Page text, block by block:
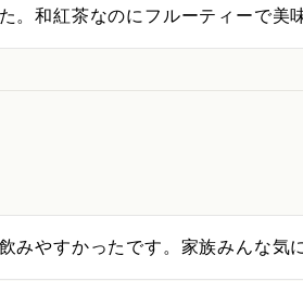
。和紅茶なのにフルーティーで美
みやすかったです。家族みんな気